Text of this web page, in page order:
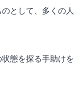
として、多くの人
態を探る手助けを